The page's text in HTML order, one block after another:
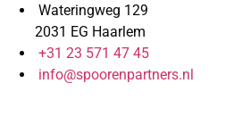
Wateringweg 129
2031 EG Haarlem
+31 23 571 47 45
info@spoorenpartners.nl